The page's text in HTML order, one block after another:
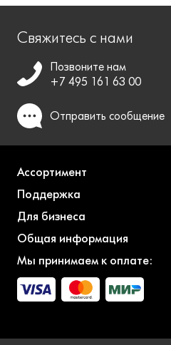
Свяжитесь с нами
Позвоните нам
+7 495 161 63 00
Отправить сообщение
Ассортимент
Поддержка
Для бизнеса
Общая информация
Мы принимаем к оплате: